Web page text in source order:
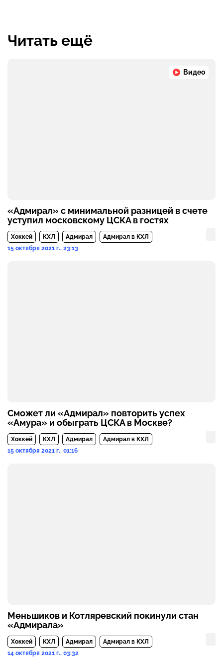
Читать ещё
Видео
«Адмирал» с минимальной разницей в счете
уступил московскому ЦСКА в гостях
Хоккей КХЛ Адмирал
Адмирал в КХЛ
15 октября 2021 г., 23:13
Сможет ли «Адмирал» повторить успех
«Амура» и обыграть ЦСКА в Москве?
Хоккей КХЛ Адмирал
Адмирал в КХЛ
15 октября 2021 г., 01:16
Меньшиков и Котляревский покинули стан
«Адмирала»
Хоккей КХЛ Адмирал
Адмирал в КХЛ
14 октября 2021 г., 03:32